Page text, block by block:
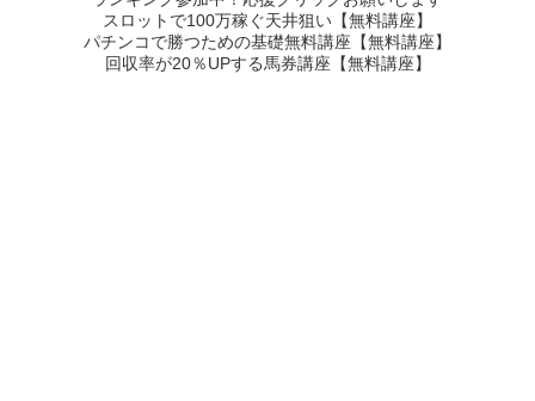
スロットで100万稼ぐ天井狙い【無料講座】
パチンコで勝つための基礎無料講座【無料講座】
回収率が20％UPする馬券講座【無料講座】